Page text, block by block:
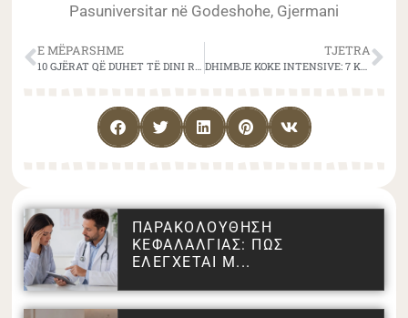
Pasuniversitar në Godeshohe, Gjermani
E MËPARSHME
10 GJËRAT QË DUHET TË DINI RRETH DHIMBJES SË KOKËS SË MBARËDORIMIT TË BARNAVE (MOH)
TJETRA
DHIMBJE KOKE INTENSIVE: 7 KËSHILLA TË DOBISHME
ΠΑΡΑΚΟΛΟΥΘΗΣΗ
ΚΕΦΑΛΑΛΓΙΑΣ: ΠΩΣ
ΕΛΕΓΧΕΤΑΙ Μ...